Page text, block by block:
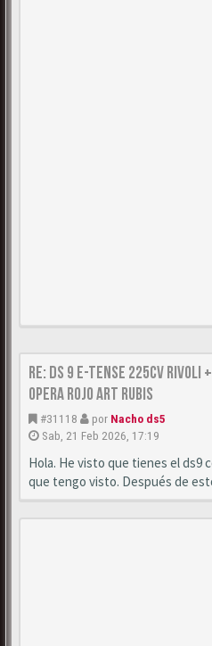
Re: DS 9 E-Tense 225cv
Opera Rojo Art Rubis
#31118 por Nacho ds5
Sab, 21 Feb 2026, 17:19
Hola. He visto que tienes el ds9
que tengo visto. Después de